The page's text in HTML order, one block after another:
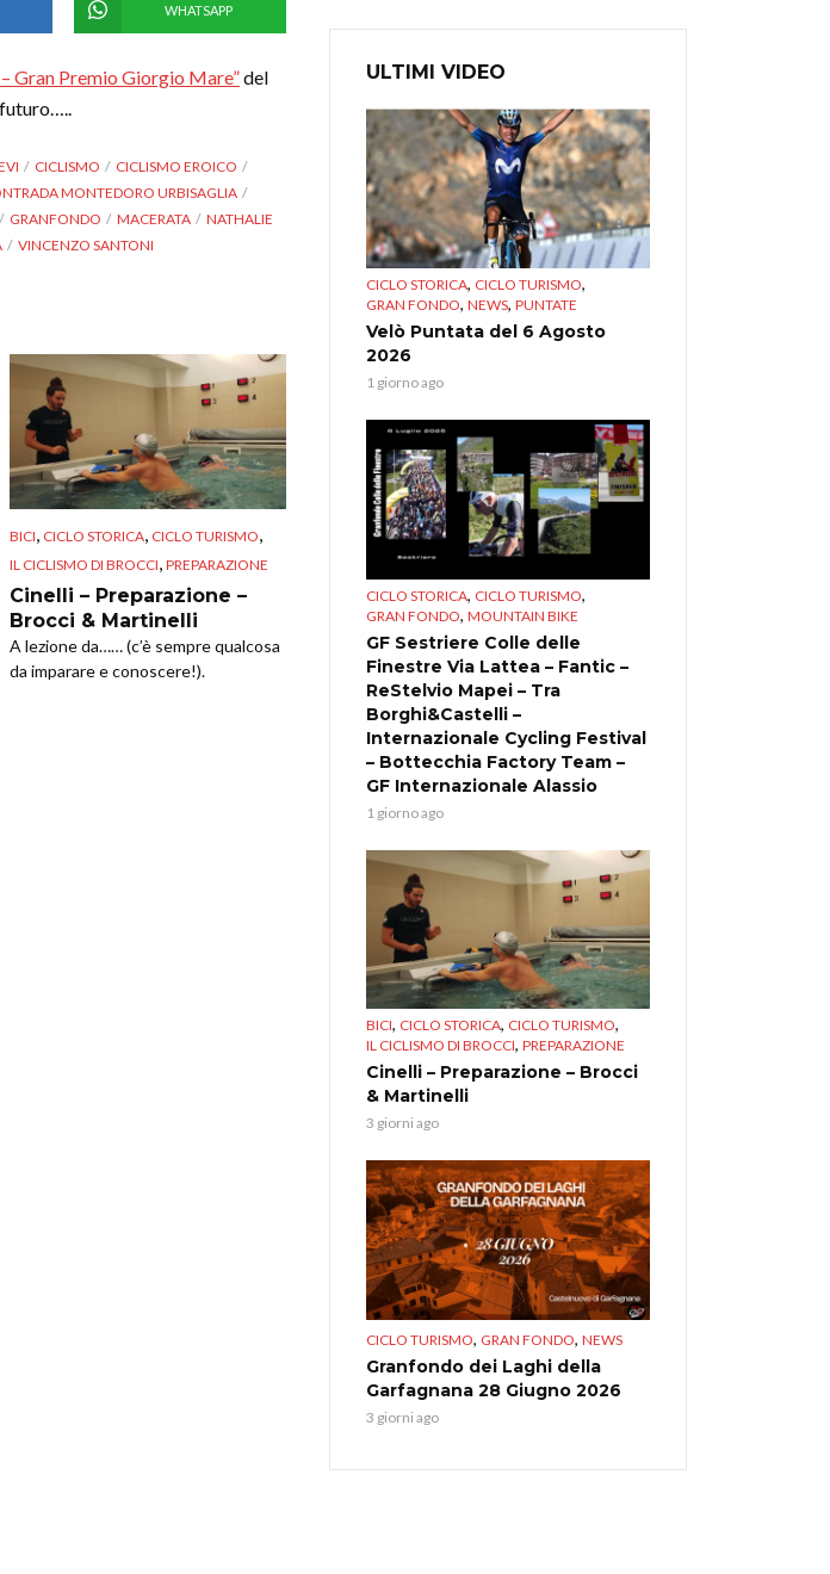
WHATSAPP
– Gran Premio Giorgio Mare”del
CICLISMO
CICLISMO EROICO
MONTEDORO URBISAGLIA
GRANFONDO MACERATA
NATHALIE
VINCENZO SANTONI
BICI, CICLO STORICA, CICLO TURISMO,
IL CICLISMO DI BROCCI, PREPARAZIONE
Cinelli – Preparazione –
Brocci & Martinelli
A lezione da…… (c’è sempre qualcosa
da imparare e conoscere!).
ULTIMI VIDEO
CICLO STORICA, CICLO TURISMO,
GRAN FONDO, NEWS, PUNTATE
Velò Puntata del 6 Agosto
2026
1 giorno ago
CICLO STORICA, CICLO TURISMO,
GRAN FONDO, MOUNTAIN BIKE
GF Sestriere Colle delle
Finestre Via Lattea – Fantic –
ReStelvio Mapei – Tra
Borghi&Castelli –
Internazionale Cycling Festival
– Bottecchia Factory Team –
GF Internazionale Alassio
1 giorno ago
BICI, CICLO STORICA, CICLO TURISMO,
IL CICLISMO DI BROCCI, PREPARAZIONE
Cinelli – Preparazione – Brocci
& Martinelli
3 giorni ago
CICLO TURISMO, GRAN FONDO, NEWS
Granfondo dei Laghi della
Garfagnana 28 Giugno 2026
3 giorni ago